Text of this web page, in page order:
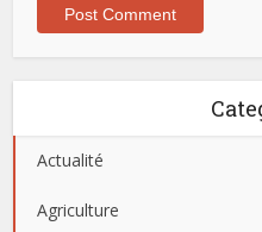
Actualité
Agriculture